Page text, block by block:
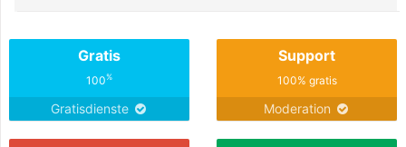
Gratis
100%
Gratisdienste
Support
100% gratis
Moderation